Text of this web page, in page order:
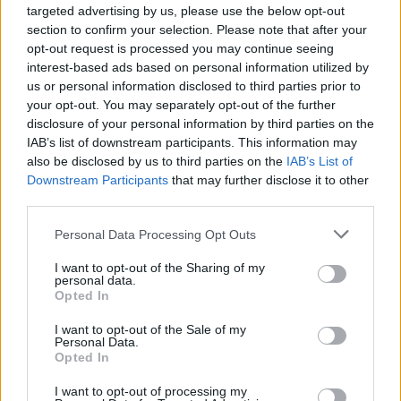
targeted advertising by us, please use the below opt-out
section to confirm your selection. Please note that after your
opt-out request is processed you may continue seeing
interest-based ads based on personal information utilized by
us or personal information disclosed to third parties prior to
your opt-out. You may separately opt-out of the further
disclosure of your personal information by third parties on the
IAB’s list of downstream participants. This information may
also be disclosed by us to third parties on the IAB’s List of
Downstream Participants that may further disclose it to other
Personal Data Processing Opt Outs
I want to opt-out of the Sharing of my
personal data.
Opted In
I want to opt-out of the Sale of my
Personal Data.
Opted In
I want to opt-out of processing my
zu nicht einmal 2k Feuer-DMG am Mob über 3 Sekunden.
Also nicht einmal 6k Feuer-DMG (spiele Physisch
ausgerichtet).
Dann zum " Markierungswelle"- Skill, da steht nirgendwo
wie lange die Markierung wirken soll, demzufolge kann man
dann doch davon ausgehen bis zum Tod vom Mob, oder
etwa nicht ?
Freundschaftsbande
"Das Heulen des Wolfs fügt den Gegnern "Markiert" zu."
Auch da steht nirgendwo was von einer Zeit.
Bevor BP über eine neue Klasse nachdenkt, sollte man
tunlichst über die aktuellen Skillbäume schauen und BUGs
beseitigen oder eineindeutig formulieren.
gefällt dies.
KolaKojak